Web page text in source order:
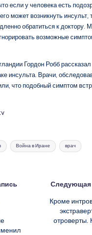
если у человека есть
может возникнуть инсульт,
обратиться к доктору.
возможные
Гордон Робб рассказал
инсульта. Врачи,
что подобный симптом
Война в Иране врач
Следующая
Кроме
отроверты.